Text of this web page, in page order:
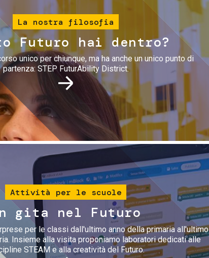
La nostra filosofia
Futuro hai dentro?
unico per chiunque, ma ha anche un unico punto di
partenza: STEP FuturAbility District.
Immagine
Attività per le scuole
gita nel Futuro
per le classi dall'ultimo anno della primaria all'ultimo
Insieme alla visita proponiamo laboratori dedicati alle
STEAM e alla creatività del Futuro.